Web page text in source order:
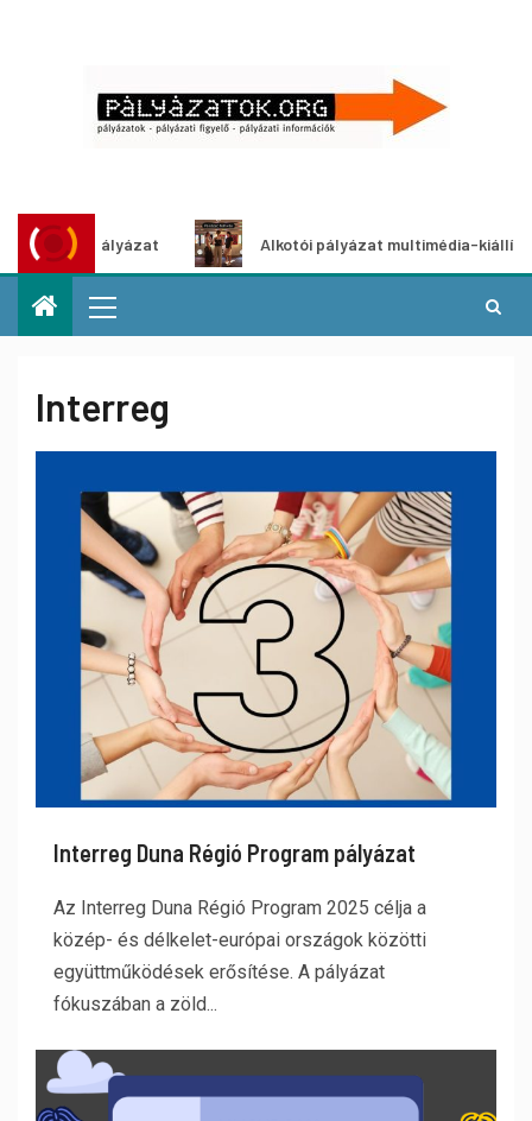
Alkotói pályázat multimédia-kiállításhoz
Interreg
Interreg Duna Régió Program pályázat
Az Interreg Duna Régió Program 2025 célja a
közép- és délkelet-európai országok közötti
együttműködések erősítése. A pályázat
fókuszában a zöld...